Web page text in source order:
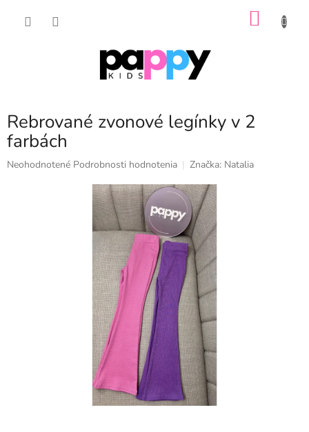
Rebrované zvonové legínky v 2
farbách
Priemerné
Neohodnotené Podrobnosti hodnotenia Značka: Natalia